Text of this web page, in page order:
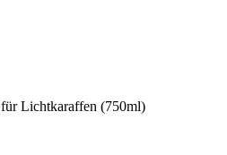
Lichtkaraffen (750ml)